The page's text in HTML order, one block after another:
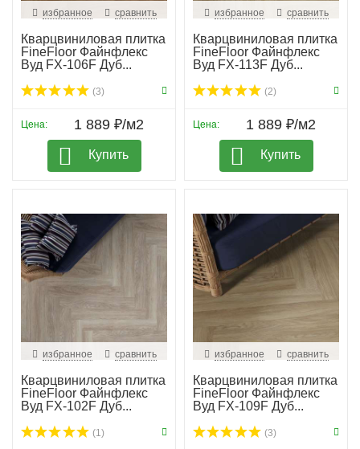
избранное сравнить
Кварцвиниловая плитка
FineFloor Файнфлекс
Вуд FX-106F Дуб...
(3)
Цена: 1 889 ₽/м2
Купить
избранное сравнить
Кварцвиниловая плитка
FineFloor Файнфлекс
Вуд FX-113F Дуб...
(2)
Цена: 1 889 ₽/м2
Купить
избранное сравнить
Кварцвиниловая плитка
FineFloor Файнфлекс
Вуд FX-102F Дуб...
(1)
избранное сравнить
Кварцвиниловая плитка
FineFloor Файнфлекс
Вуд FX-109F Дуб...
(3)